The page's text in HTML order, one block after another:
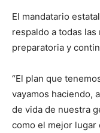
El mandatario
respaldo a todas
preparatoria y
“El plan que
vayamos haciendo,
de vida de nuestra
como el mejor lugar